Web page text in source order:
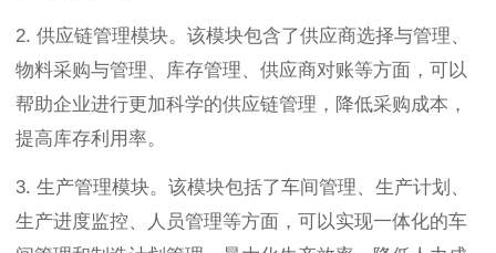
2. 供应链管理模块。该模块包含了供应商选择与管理、
物料采购与管理、库存管理、供应商对账等方面，可以
帮助企业进行更加科学的供应链管理，降低采购成本，
提高库存利用率。
3. 生产管理模块。该模块包括了车间管理、生产计划、
生产进度监控、人员管理等方面，可以实现一体化的车